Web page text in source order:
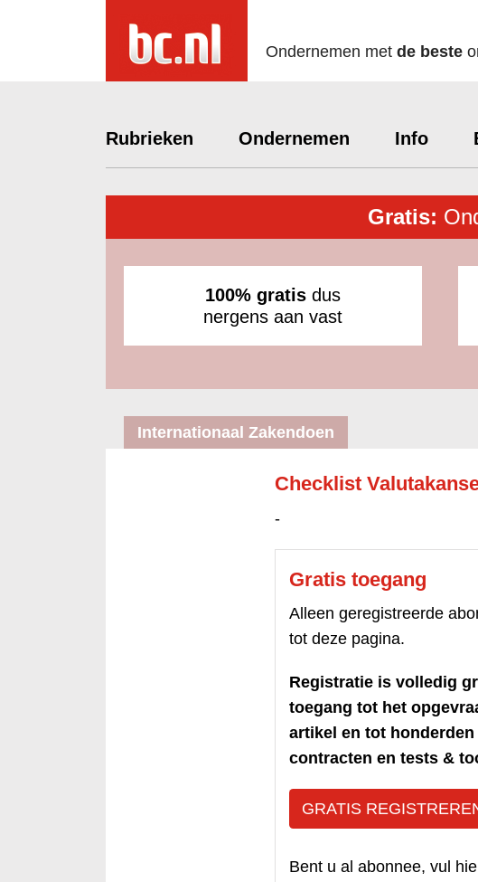
Ondernemen met de beste
Rubrieken Ondernemen Info
Gratis:
100% gratis dus
nergens aan vast
Internationaal Zakendoen
Checklist
-
Gratis toegang
Alleen geregistreerde
tot deze pagina.
Registratie is volledig
toegang tot het
artikel en tot
contracten en tests &
GRATIS
Bent u al abonnee, vul